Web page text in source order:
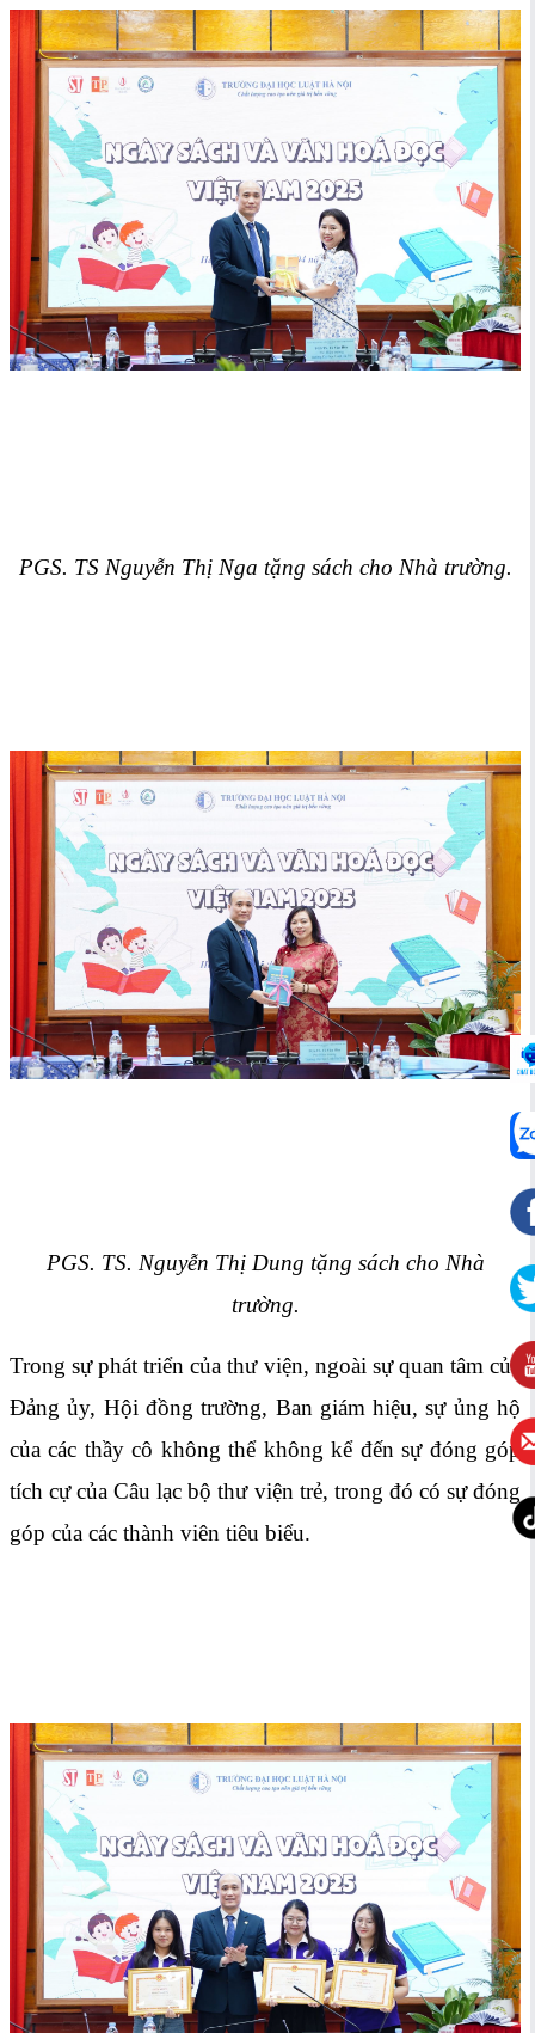
PGS. TS Nguyễn Thị Nga tặng sách cho Nhà trường.
PGS. TS. Nguyễn Thị Dung tặng sách cho Nhà
trường.
Trong sự phát triển của thư viện, ngoài sự quan tâm của
Đảng ủy, Hội đồng trường, Ban giám hiệu, sự ủng hộ
của các thầy cô không thể không kể đến sự đóng góp
tích cự của Câu lạc bộ thư viện trẻ, trong đó có sự đóng
góp của các thành viên tiêu biểu.